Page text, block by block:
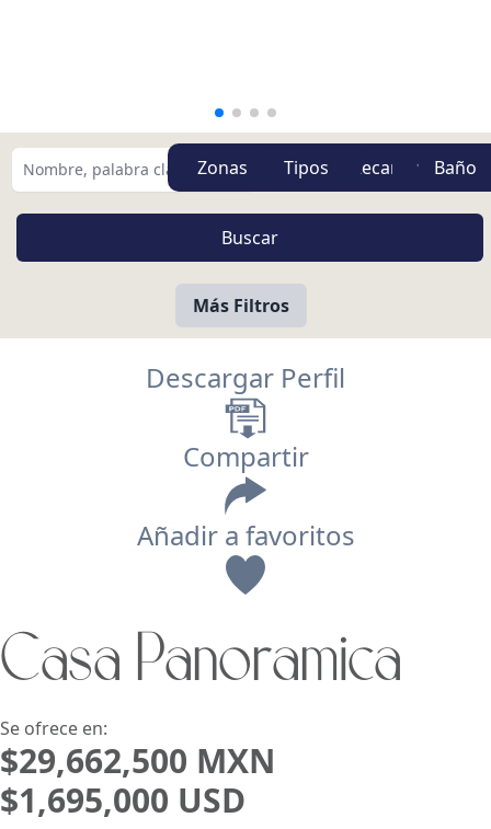
Zonas Tipos
Más Filtros
Descargar Perfil
Compartir
Añadir a favoritos
Casa Panoramica
Se ofrece en:
$29,662,500 MXN
$1,695,000 USD